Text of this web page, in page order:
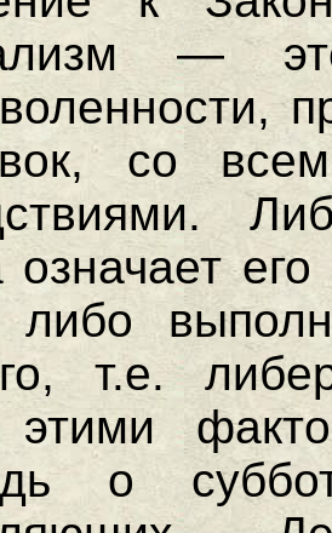
—
со
означает
т.е.
этими
о